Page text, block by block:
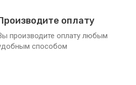
оплату
производите оплату любым
способом